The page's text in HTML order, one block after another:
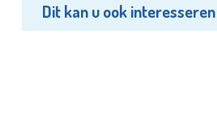
Dit kan u ook interesseren